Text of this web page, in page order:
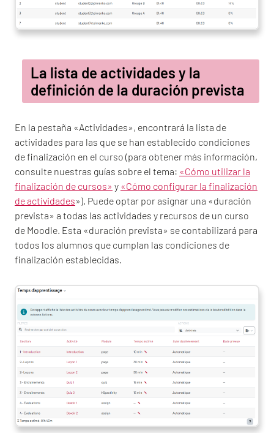
La lista de actividades y la
definición de la duración prevista
En la pestaña «Actividades», encontrará la lista de
actividades para las que se han establecido condiciones
de finalización en el curso (para obtener más información,
consulte nuestras guías sobre el tema: «Cómo utilizar la
finalización de cursos» y «Cómo configurar la finalización
de actividades»). Puede optar por asignar una «duración
prevista» a todas las actividades y recursos de un curso
de Moodle. Esta «duración prevista» se contabilizará para
todos los alumnos que cumplan las condiciones de
finalización establecidas.